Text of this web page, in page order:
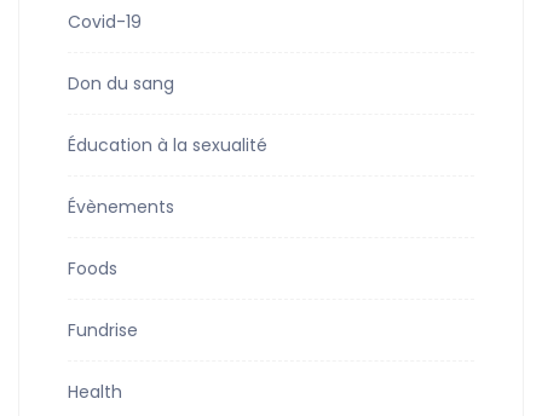
Covid-19
Don du sang
Éducation à la sexualité
Évènements
Foods
Fundrise
Health